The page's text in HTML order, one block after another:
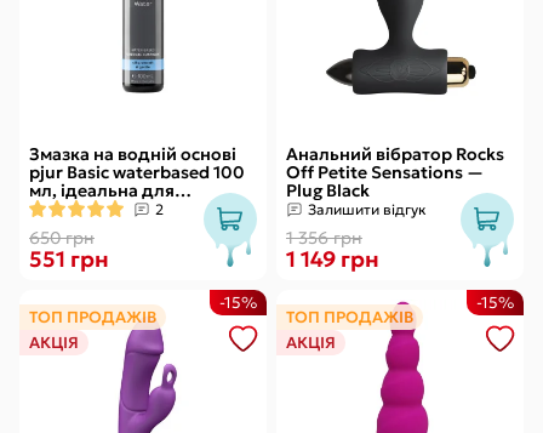
Змазка на водній основі
pjur Basic waterbased 100
мл, ідеальна для
новачків, найкраща ціна/
якість
2
650 грн
551 грн
Анальний вібратор Rocks
Off Petite Sensations —
Plug Black
Залишити відгук
1 356 грн
1 149 грн
ТОП ПРОДАЖІВ
АКЦІЯ
-15%
ТОП ПРОДАЖІВ
АКЦІЯ
-15%